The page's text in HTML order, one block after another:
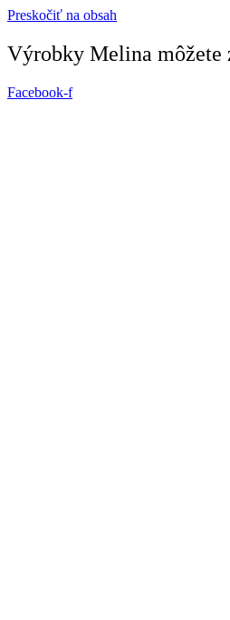
Preskočiť na obsah
Výrobky Melina môžete
Facebook-f